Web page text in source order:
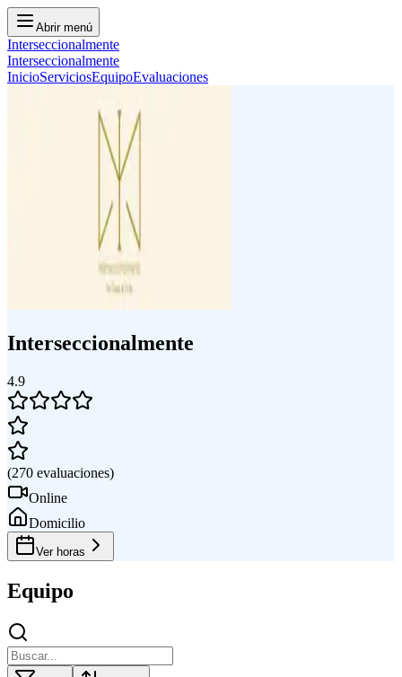
Abrir menú
Interseccionalmente
Interseccionalmente
InicioServiciosEquipoEvaluaciones
Interseccionalmente
4.9
(270 evaluaciones)
Online
Domicilio
Ver horas
Equipo